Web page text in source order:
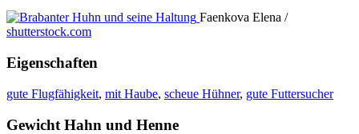
Faenkova Elena /
shutterstock.com
Eigenschaften
gute Flugfähigkeit, mit Haube, scheue Hühner, gute Futtersucher
Gewicht Hahn und Henne